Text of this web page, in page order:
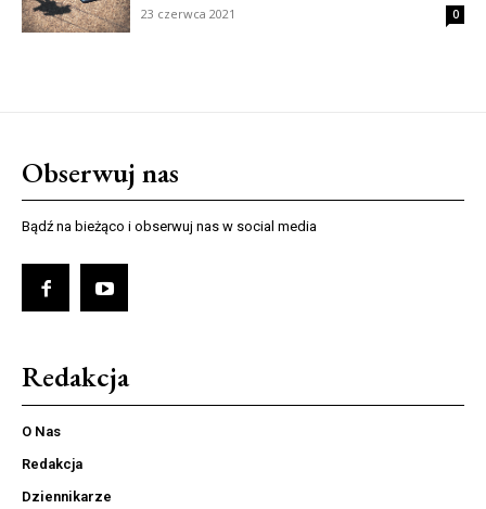
23 czerwca 2021 0
Obserwuj nas
Bądź na bieżąco i obserwuj nas w social media
Redakcja
O Nas
Redakcja
Dziennikarze